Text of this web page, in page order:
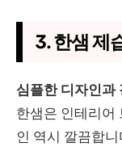
3. 한샘 제
심플한 디자인과
한샘은 인테리어
인 역시 깔끔합